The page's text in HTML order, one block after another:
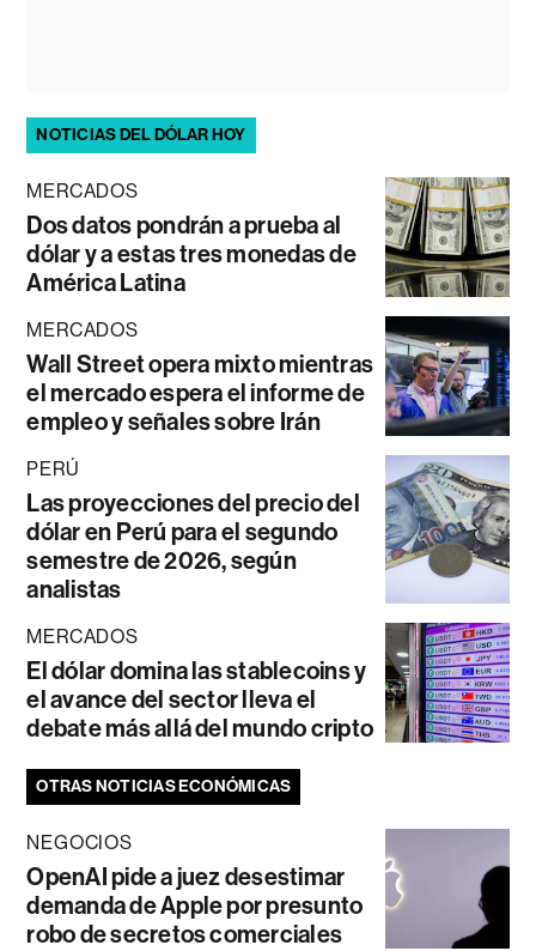
NOTICIAS DEL DÓLAR HOY
MERCADOS
Dos datos pondrán a prueba al
dólar y a estas tres monedas de
América Latina
MERCADOS
Wall Street opera mixto mientras
el mercado espera el informe de
empleo y señales sobre Irán
PERÚ
Las proyecciones del precio del
dólar en Perú para el segundo
semestre de 2026, según
analistas
MERCADOS
El dólar domina las stablecoins y
el avance del sector lleva el
debate más allá del mundo cripto
OTRAS NOTICIAS ECONÓMICAS
NEGOCIOS
OpenAI pide a juez desestimar
demanda de Apple por presunto
robo de secretos comerciales